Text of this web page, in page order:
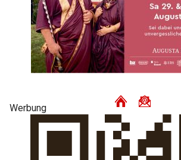
Werbung